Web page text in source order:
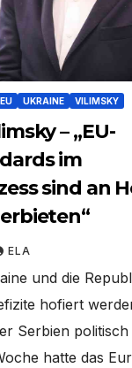
EU UKRAINE VILIMSKY
– „EU-
im
sind an
ELA
und die
hofiert
Serbien
hatte das